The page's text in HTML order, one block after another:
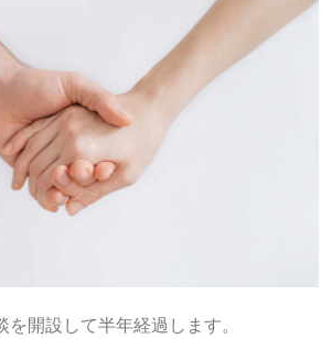
開設して半年経過します。